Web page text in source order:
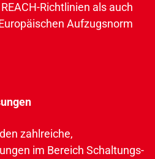
Richtlinien als auch
Aufzugsnorm
zahlreiche,
im Bereich Schaltungs-